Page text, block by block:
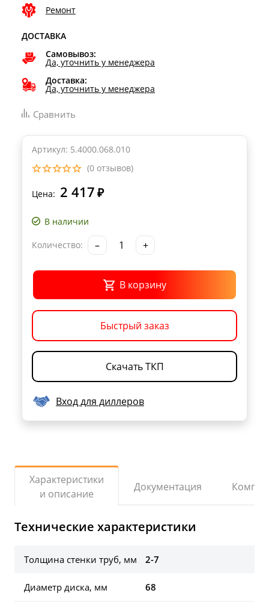
Ремонт
ДОСТАВКА
Самовывоз:
Да, уточнить у менеджера
Доставка:
Да, уточнить у менеджера
Сравнить
Артикул: 5.4000.068.010
(0 отзывов)
Цена: 2 417 ₽
В наличии
Количество: – +
В корзину
Быстрый заказ
Скачать ТКП
Вход для диллеров
Характеристики
и описание
Документация
Технические характеристики
Толщина стенки труб, мм 2-7
Диаметр диска, мм 68